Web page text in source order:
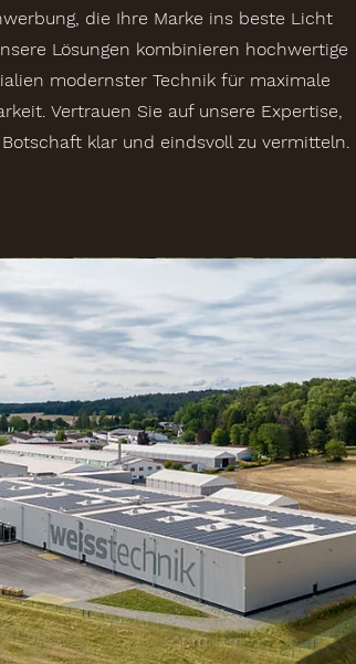
die Ihre Marke ins beste Licht
Lösungen kombinieren hochwertige
modernster Technik für maximale
Vertrauen Sie auf unsere Expertise,
klar und eindsvoll zu vermitteln.